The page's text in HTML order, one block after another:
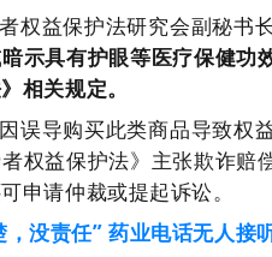
权益保护法研究会副秘书
示具有护眼等医疗保健功
相关规定。
误导购买此类商品导致权
权益保护法》主张欺诈
申请仲裁或提起诉讼。
，没责任”药业电话无人接